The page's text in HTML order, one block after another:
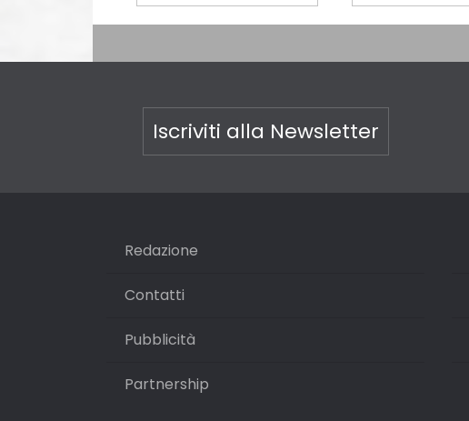
Iscriviti alla Newsletter
Redazione
Contatti
Pubblicità
Partnership